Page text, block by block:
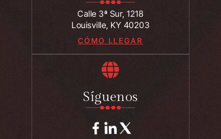
Calle 3ª Sur, 1218
Louisville, KY 40203
CÓMO LLEGAR
Síguenos